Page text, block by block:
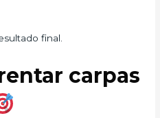
final.
carpas